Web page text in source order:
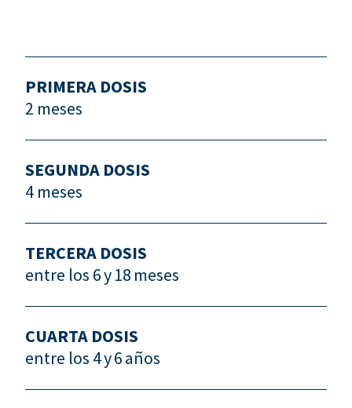
PRIMERA DOSIS
2 meses
SEGUNDA DOSIS
4 meses
TERCERA DOSIS
entre los 6 y 18 meses
CUARTA DOSIS
entre los 4 y 6 años